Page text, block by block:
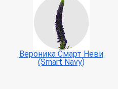
Вероника Смарт Неви
(Smart Navy)